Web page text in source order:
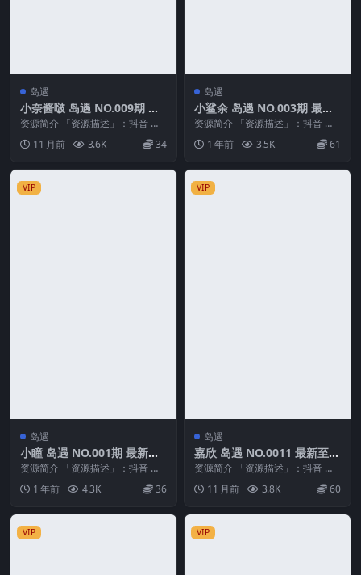
岛遇
小奈酱啵 岛遇 NO.009期 最
新至：2025.9.4
资源简介 「资源描述」：抖音 小
奈酱啵 岛遇 NO.009期 【4P2V】
最新至...
11 月前 3.6K 34
岛遇
小鲨余 岛遇 NO.003期 最新
至：2025.6.7
资源简介 「资源描述」：抖音 小
鲨余 岛遇 NO.003期 【22P】最新
至：2...
1 年前 3.5K 61
VIP
岛遇
小瞳 岛遇 NO.001期 最新
至：2025.6.16
资源简介 「资源描述」：抖音 小
瞳 岛遇 NO.001期 【11P6V】最新
至：...1 年前 4.3K 36
VIP
岛遇
嘉欣 岛遇 NO.0011 最新至：
2025.9.6
资源简介 「资源描述」：抖音 嘉
欣 岛遇 NO.0011 【17P1V】最新
至：...11 月前 3.8K 60
VIP VIP